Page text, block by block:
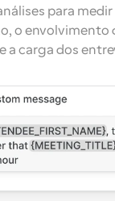
para
o envolvimento
a carga dos